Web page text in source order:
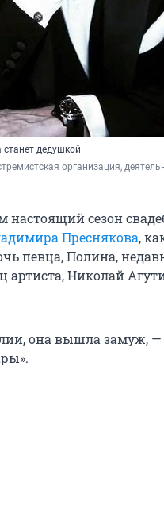
станет дедушкой
организация,
сезон
Преснякова,
певца, Полина,
артиста, Николай
она вышла замуж,